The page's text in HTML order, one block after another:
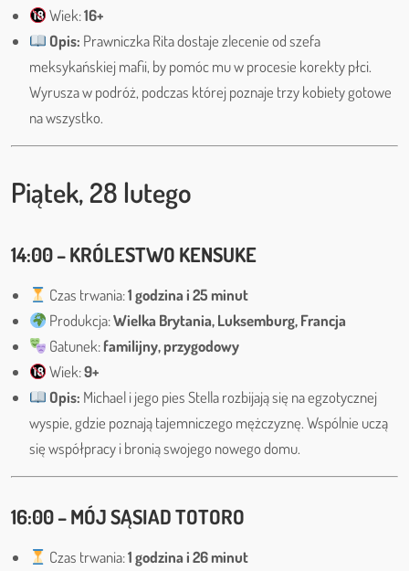
Wiek:16+
Opis: Prawniczka Rita dostaje zlecenie od szefa
meksykańskiej mafii, by pomóc mu w procesie korekty płci.
Wyrusza w podróż, podczas której poznaje trzy kobiety gotowe
na wszystko.
Piątek, 28 lutego
14:00 – KRÓLESTWO KENSUKE
Czas trwania:1 godzina i 25 minut
Produkcja:Wielka Brytania, Luksemburg, Francja
Gatunek:familijny, przygodowy
Wiek:9+
Opis: Michael i jego pies Stella rozbijają się na egzotycznej
wyspie, gdzie poznają tajemniczego mężczyznę. Wspólnie uczą
się współpracy i bronią swojego nowego domu.
16:00 – MÓJ SĄSIAD TOTORO
Czas trwania:1 godzina i 26 minut